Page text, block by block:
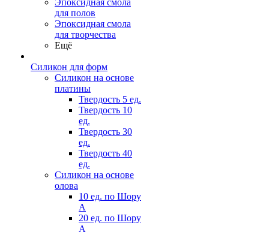
Эпоксидная смола
для полов
Эпоксидная смола
для творчества
Ещё
Силикон для форм
Силикон на основе
платины
Твердость 5 ед.
Твердость 10
ед.
Твердость 30
ед.
Твердость 40
ед.
Силикон на основе
олова
10 ед. по Шору
А
20 ед. по Шору
А